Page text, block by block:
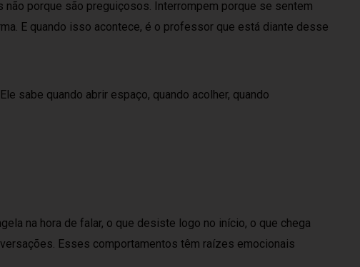
porque são preguiçosos. Interrompem porque se sentem
E quando isso acontece, é o professor que está diante desse
sabe quando abrir espaço, quando acolher, quando
na hora de falar, o que desiste logo no início, o que chega
Esses comportamentos têm raízes emocionais